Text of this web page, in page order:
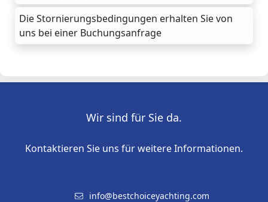
Die Stornierungsbedingungen erhalten Sie von
uns bei einer Buchungsanfrage
Wir sind für Sie da.
Kontaktieren Sie uns für weitere Informationen.
info@bestchoiceyachting.com